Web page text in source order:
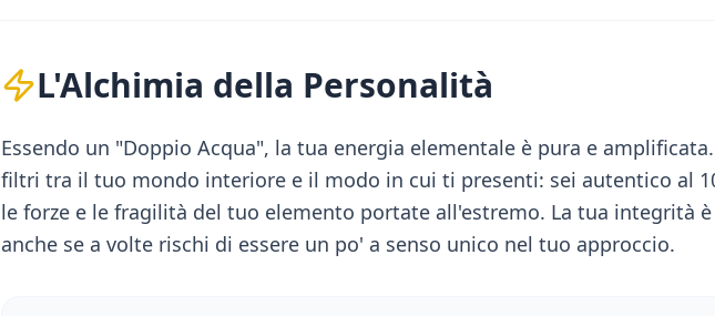
L'Alchimia della Personalità
Essendo un "Doppio Acqua", la tua energia elementale è pura e
filtri tra il tuo mondo interiore e il modo in cui ti presenti: sei autentico al
le forze e le fragilità del tuo elemento portate all'estremo. La tua integrità
anche se a volte rischi di essere un po' a senso unico nel tuo approccio.